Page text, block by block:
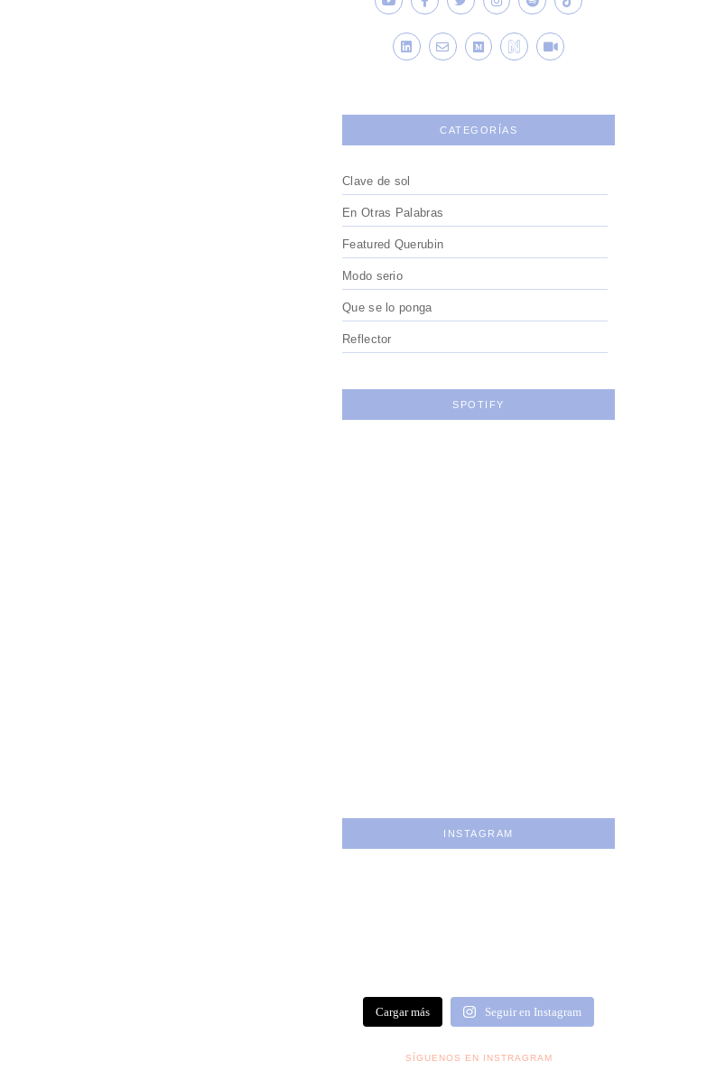
CATEGORÍAS
Clave de sol
En Otras Palabras
Featured Querubin
Modo serio
Que se lo ponga
Reflector
SPOTIFY
INSTAGRAM
Cargar más Seguir en Instagram
SÍGUENOS EN INSTRAGRAM